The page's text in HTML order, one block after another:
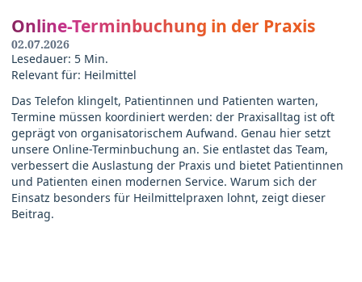
Online-Terminbuchung in der Praxis
02.07.2026
Lesedauer: 5 Min.
Relevant für: Heilmittel
Das Telefon klingelt, Patientinnen und Patienten warten,
Termine müssen koordiniert werden: der Praxisalltag ist oft
geprägt von organisatorischem Aufwand. Genau hier setzt
unsere Online-Terminbuchung an. Sie entlastet das Team,
verbessert die Auslastung der Praxis und bietet Patientinnen
und Patienten einen modernen Service. Warum sich der
Einsatz besonders für Heilmittelpraxen lohnt, zeigt dieser
Beitrag.